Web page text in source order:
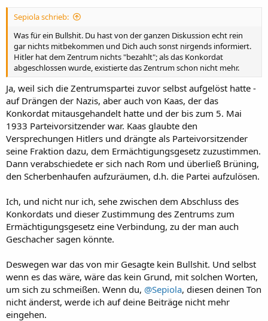
Sepiola schrieb:
Was für ein Bullshit. Du hast von der ganzen Diskussion echt rein
gar nichts mitbekommen und Dich auch sonst nirgends informiert.
Hitler hat dem Zentrum nichts "bezahlt"; als das Konkordat
abgeschlossen wurde, existierte das Zentrum schon nicht mehr.
Ja, weil sich die Zentrumspartei zuvor selbst aufgelöst hatte -
auf Drängen der Nazis, aber auch von Kaas, der das
Konkordat mitausgehandelt hatte und der bis zum 5. Mai
1933 Parteivorsitzender war. Kaas glaubte den
Versprechungen Hitlers und drängte als Parteivorsitzender
seine Fraktion dazu, dem Ermächtigungsgesetz zuzustimmen.
Dann verabschiedete er sich nach Rom und überließ Brüning,
den Scherbenhaufen aufzuräumen, d.h. die Partei aufzulösen.
Ich, und nicht nur ich, sehe zwischen dem Abschluss des
Konkordats und dieser Zustimmung des Zentrums zum
Ermächtigungsgesetz eine Verbindung, zu der man auch
Geschacher sagen könnte.
Deswegen war das von mir Gesagte kein Bullshit. Und selbst
wenn es das wäre, wäre das kein Grund, mit solchen Worten,
um sich zu schmeißen. Wenn du, @Sepiola, diesen deinen Ton
nicht änderst, werde ich auf deine Beiträge nicht mehr
eingehen.